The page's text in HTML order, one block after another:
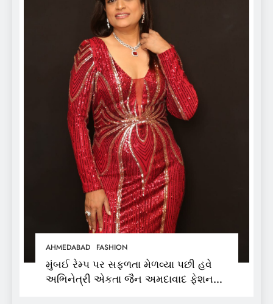
AHMEDABAD FASHION
મુંબઈ રેમ્પ પર સફળતા મેળવ્યા પછી હવે
અભિનેત્રી એકતા જૈન અમદાવાદ ફેશન